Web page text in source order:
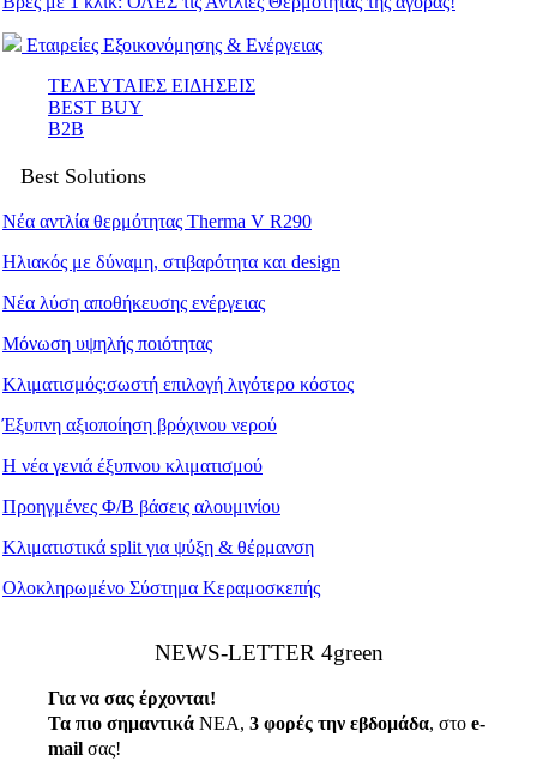
Εταιρείες Εξοικονόμησης & Ενέργειας
ΤΕΛΕΥΤΑΙΕΣ ΕΙΔΗΣΕΙΣ
BEST BUY
B2B
Best Solutions
Νέα αντλία θερμότητας Therma V R290
Ηλιακός με δύναμη, στιβαρότητα και design
Νέα λύση αποθήκευσης ενέργειας
Μόνωση υψηλής ποιότητας
Κλιματισμός:σωστή επιλογή λιγότερο κόστος
Έξυπνη αξιοποίηση βρόχινου νερού
Η νέα γενιά έξυπνου κλιματισμού
Προηγμένες Φ/Β βάσεις αλουμινίου
Κλιματιστικά split για ψύξη & θέρμανση
Ολοκληρωμένο Σύστημα Κεραμοσκεπής
ΝEWS-LETTER 4green
Για να σας έρχονται!
Τα πιο σημαντικά ΝΕΑ, 3 φορές την εβδομάδα, στο e-
mail σας!